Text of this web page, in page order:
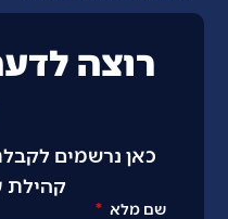
רוצה
כאן נרשמים
קהילת
שם מלא